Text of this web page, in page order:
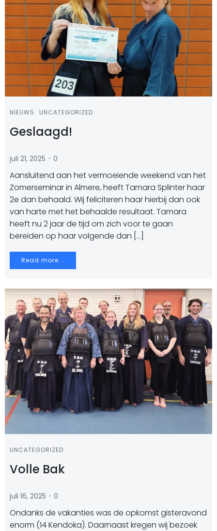
NIEUWS UNCATEGORIZED
Geslaagd!
juli 21, 2025 - 0
Aansluitend aan het vermoeiende weekend van het
Zomerseminar in Almere, heeft Tamara Splinter haar
2e dan behaald. Wij feliciteren haar hierbij dan ook
van harte met het behaalde resultaat. Tamara
heeft nu 2 jaar de tijd om zich voor te gaan
bereiden op haar volgende dan […]
Read more...
UNCATEGORIZED
Volle Bak
juli 16, 2025 - 0
Ondanks de vakanties was de opkomst gisteravond
enorm (14 Kendoka). Daarnaast kregen wij bezoek